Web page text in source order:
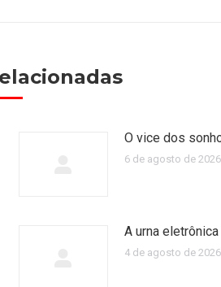
O vice dos
6 de agosto de 2026
A urna
4 de agosto de 2026